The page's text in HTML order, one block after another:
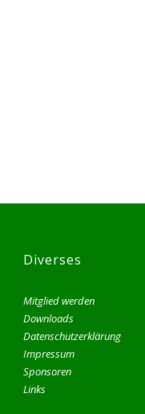
Diverses
Mitglied werden
Downloads
Datenschutzerklärung
Impressum
Sponsoren
Links